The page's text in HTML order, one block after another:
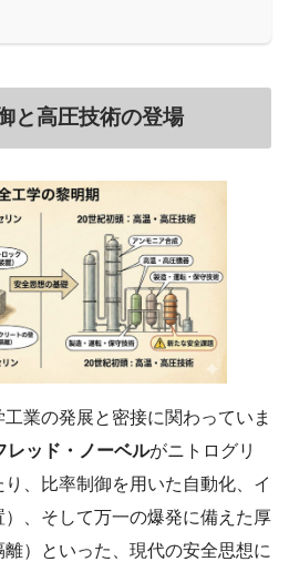
と高圧技術の登場
業の発展と密接に関わっていま
レッド・ノーベルがニトログリ
、比率制御を用いた自動化、イ
、そして万一の爆発に備えた厚
）といった、現代の安全思想に